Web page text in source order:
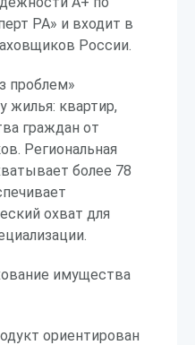
РА» и входит в
России.
проблем»
жилья: квартир,
граждан от
Региональная
более 78
охват для
имущества
ориентирован